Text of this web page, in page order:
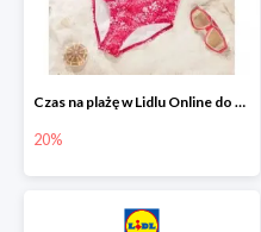
Czas na plażę w Lidlu Online do -20%
20%